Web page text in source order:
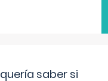
saber si